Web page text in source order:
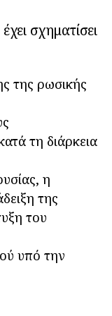
σχηματίσει
της ρωσικής
τη διάρκεια
η
της
του
υπό την